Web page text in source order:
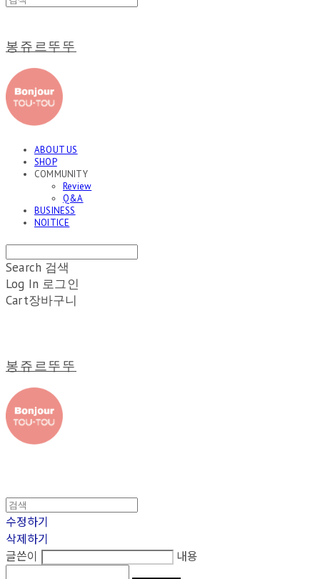
봉쥬르뚜뚜
ABOUT US
SHOP
COMMUNITY
Review
Q&A
BUSINESS
NOITICE
Search 검색
Log In 로그인
Cart장바구니
봉쥬르뚜뚜
수정하기
삭제하기
글쓴이
내용